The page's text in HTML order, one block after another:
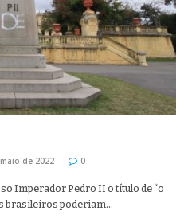
de 2022 0
Imperador Pedro II o título de “o
brasileiros poderiam…